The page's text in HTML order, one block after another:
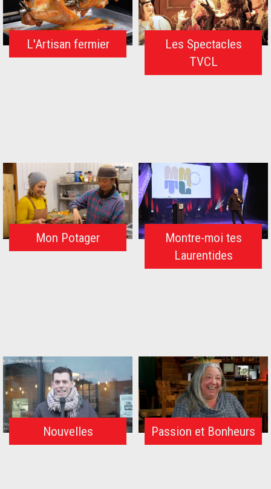
L'Artisan fermier
Les Spectacles
TVCL
Mon Potager
Montre-moi tes
Laurentides
Nouvelles Passion et Bonheurs